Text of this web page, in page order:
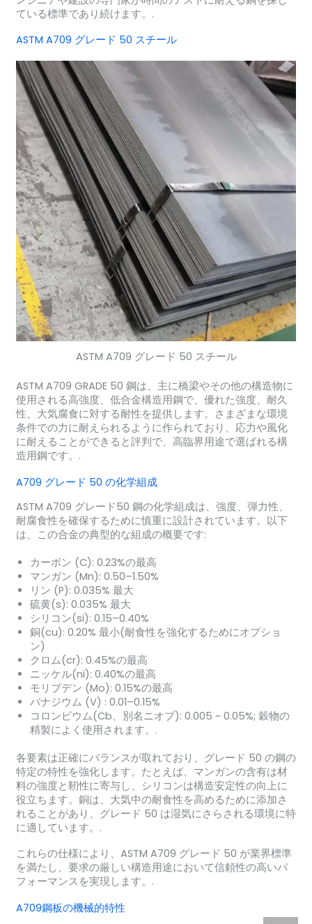
ている標準であり続けます。.
ASTM A709 グレード 50 スチール
ASTM A709 グレード 50 スチール
ASTM A709 GRADE 50 鋼は、主に橋梁やその他の構造物に
使用される高強度、低合金構造用鋼で、優れた強度、耐久
性、大気腐食に対する耐性を提供します。さまざまな環境
条件での力に耐えられるように作られており、応力や風化
に耐えることができると評判で、高臨界用途で選ばれる構
造用鋼です。.
A709 グレード 50 の化学組成
ASTM A709 グレード50 鋼の化学組成は、強度、弾力性、
耐腐食性を確保するために慎重に設計されています。以下
は、この合金の典型的な組成の概要です:
カーボン (C): 0.23%の最高
マンガン (Mn): 0.50–1.50%
リン (P): 0.035% 最大
硫黄(s): 0.035% 最大
シリコン(si): 0.15–0.40%
銅(cu): 0.20% 最小(耐食性を強化するためにオプショ
ン)
クロム(cr): 0.45%の最高
ニッケル(ni): 0.40%の最高
モリブデン (Mo): 0.15%の最高
バナジウム (V) : 0.01–0.15%
コロンビウム(Cb、別名ニオブ): 0.005 ~ 0.05%; 穀物の
精製によく使用されます。.
各要素は正確にバランスが取れており、グレード 50 の鋼の
特定の特性を強化します。たとえば、マンガンの含有は材
料の強度と靭性に寄与し、シリコンは構造安定性の向上に
役立ちます。銅は、大気中の耐食性を高めるために添加さ
れることがあり、グレード 50 は湿気にさらされる環境に特
に適しています。.
これらの仕様により、ASTM A709 グレード 50 が業界標準
を満たし、要求の厳しい構造用途において信頼性の高いパ
フォーマンスを実現します。.
A709鋼板の機械的特性